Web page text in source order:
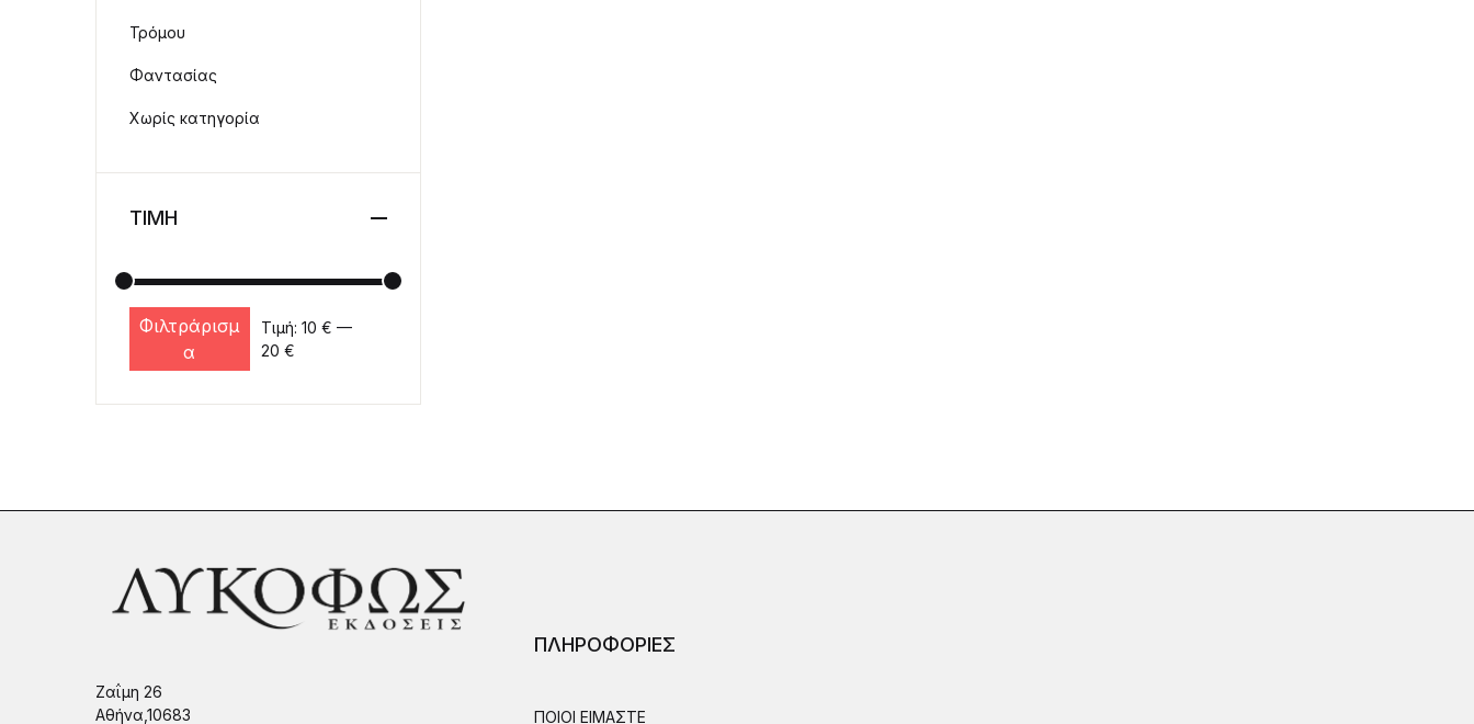
Τρόμου
Φαντασίας
Χωρίς κατηγορία
ΤΙΜΗ
Ελάχιστη τιμή
Μέγιστη τιμή
Φιλτράρισμ
α
Τιμή: 10 € —
20 €
Ζαΐμη 26
Αθήνα,10683
ΠΛΗΡΟΦΟΡΙΕΣ
ΠΟΙΟΙ ΕΙΜΑΣΤΕ